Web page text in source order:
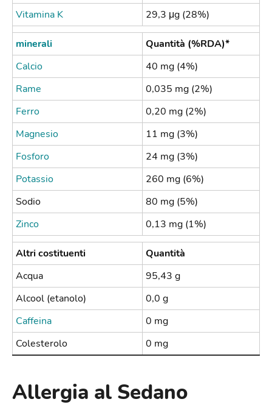
Vitamina K
29,3 μg (28%)
minerali Quantità (%RDA)*
Calcio
40 mg (4%)
Rame
0,035 mg (2%)
Ferro
0,20 mg (2%)
Magnesio
11 mg (3%)
Fosforo
24 mg (3%)
Potassio
260 mg (6%)
Sodio
80 mg (5%)
Zinco
0,13 mg (1%)
Altri costituenti
Quantità
Acqua
95,43 g
Alcool (etanolo)
0,0 g
Caffeina
0 mg
Colesterolo
0 mg
Allergia al Sedano